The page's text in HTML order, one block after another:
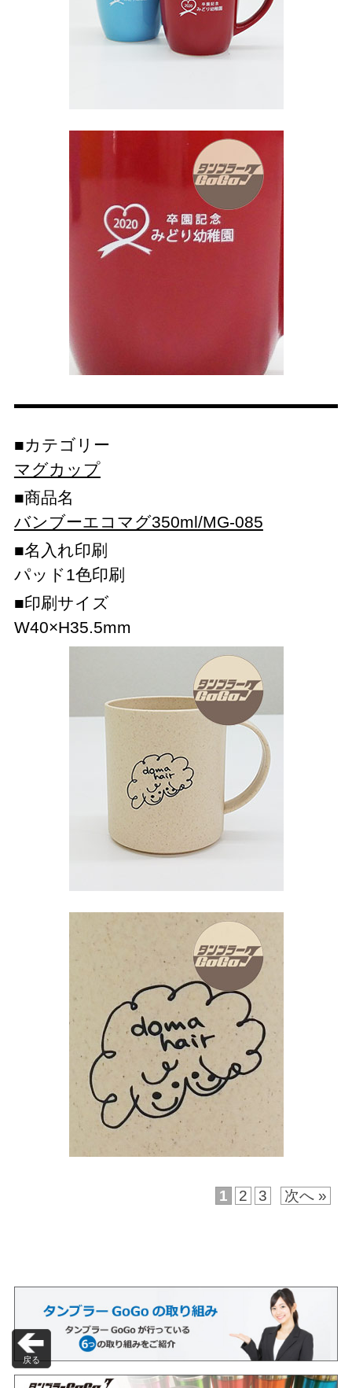
カテゴリー
マグカップ
商品名
バンブーエコマグ350ml/MG-085
名入れ印刷
パッド1色印刷
印刷サイズ
W40×H35.5mm
1 2 3 次へ »